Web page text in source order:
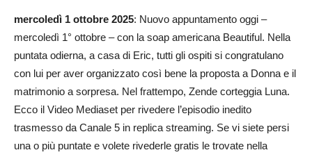
mercoledì 1 ottobre 2025: Nuovo appuntamento oggi –
mercoledì 1° ottobre – con la soap americana Beautiful. Nella
puntata odierna, a casa di Eric, tutti gli ospiti si congratulano
con lui per aver organizzato così bene la proposta a Donna e il
matrimonio a sorpresa. Nel frattempo, Zende corteggia Luna.
Ecco il Video Mediaset per rivedere l’episodio inedito
trasmesso da Canale 5 in replica streaming. Se vi siete persi
una o più puntate e volete rivederle gratis le trovate nella